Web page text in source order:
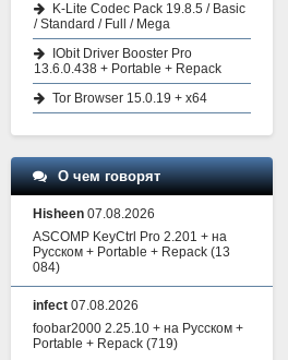
K-Lite Codec Pack 19.8.5 / Basic
/ Standard / Full / Mega
IObit Driver Booster Pro
13.6.0.438 + Portable + Repack
Tor Browser 15.0.19 + x64
О чем говорят
Hisheen 07.08.2026
ASCOMP KeyCtrl Pro 2.201 + на
Русском + Portable + Repack (13
084)
infect 07.08.2026
foobar2000 2.25.10 + на Русском +
Portable + Repack (719)